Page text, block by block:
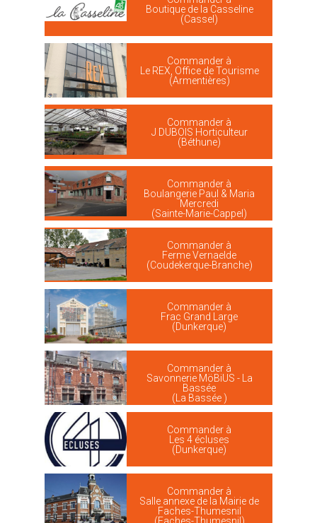
Boutique de la Casseline
(Cassel)
Commander à
Le REX, Office de Tourisme
(Armentières)
Commander à
J DUBOIS Horticulteur
(Béthune)
Commander à
Boulangerie Paul & Maria
Mercredi
(Sainte-Marie-Cappel)
Commander à
Ferme Vernaelde
(Coudekerque-Branche)
Commander à
Frac Grand Large
(Dunkerque)
Commander à
Savonnerie MöBiUS - La
Bassée
(La Bassée )
Commander à
Les 4 écluses
(Dunkerque)
Commander à
Salle annexe de la Mairie de
Faches-Thumesnil